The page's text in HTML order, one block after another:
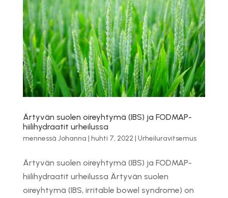
Ärtyvän suolen oireyhtymä (IBS) ja FODMAP-
hiilihydraatit urheilussa
mennessä Johanna | huhti 7, 2022 | Urheiluravitsemus
Ärtyvän suolen oireyhtymä (IBS) ja FODMAP-
hiilihydraatit urheilussa Ärtyvän suolen
oireyhtymä (IBS, irritable bowel syndrome) on